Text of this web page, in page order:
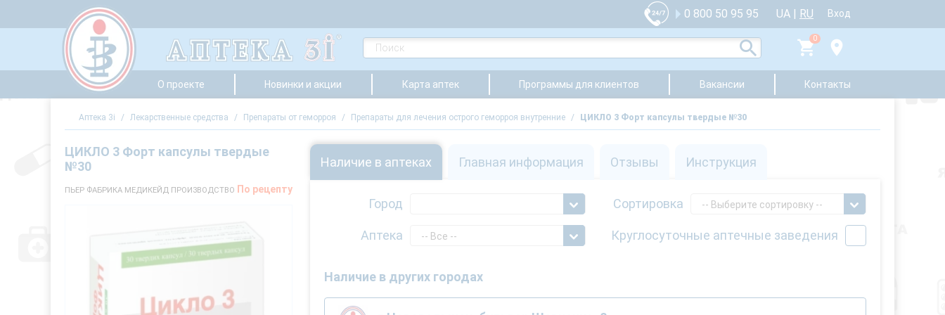
0 800 50 95 95 UA | RU Вход
0
О проекте Новинки и акции Карта аптек Программы для клиентов Вакансии Контакты
Аптека 3i / Лекарственные средства / Препараты от геморроя / Препараты для лечения острого геморроя внутренние / ЦИКЛО 3 Форт капсулы твердые №30
ЦИКЛО 3 Форт капсулы твердые
№30
По рецепту
ПЬЕР ФАБРИКА МЕДИКЕЙД ПРОИЗВОДСТВО
Наличие в аптеках Главная информация Отзывы Инструкция
Город
Аптека -- Все --
Сортировка -- Выберите сортировку --
Круглосуточные аптечные заведения
Наличие в других городах